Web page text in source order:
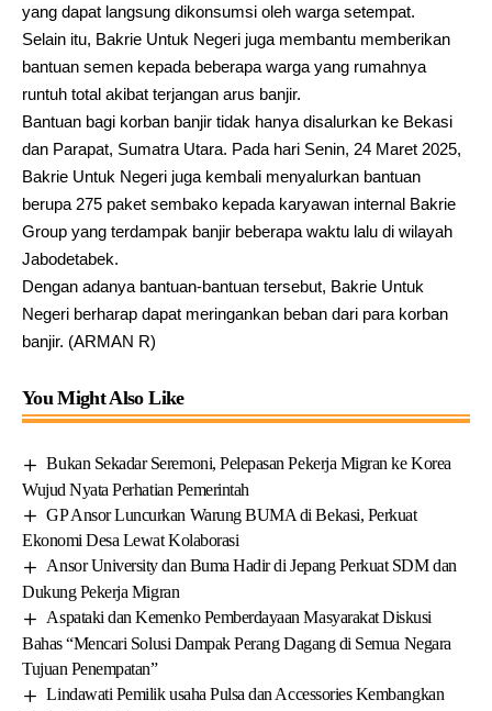
yang dapat langsung dikonsumsi oleh warga setempat.
Selain itu, Bakrie Untuk Negeri juga membantu memberikan
bantuan semen kepada beberapa warga yang rumahnya
runtuh total akibat terjangan arus banjir.
Bantuan bagi korban banjir tidak hanya disalurkan ke Bekasi
dan Parapat, Sumatra Utara. Pada hari Senin, 24 Maret 2025,
Bakrie Untuk Negeri juga kembali menyalurkan bantuan
berupa 275 paket sembako kepada karyawan internal Bakrie
Group yang terdampak banjir beberapa waktu lalu di wilayah
Jabodetabek.
Dengan adanya bantuan-bantuan tersebut, Bakrie Untuk
Negeri berharap dapat meringankan beban dari para korban
banjir. (ARMAN R)
You Might Also Like
Bukan Sekadar Seremoni, Pelepasan Pekerja Migran ke Korea
Wujud Nyata Perhatian Pemerintah
GP Ansor Luncurkan Warung BUMA di Bekasi, Perkuat
Ekonomi Desa Lewat Kolaborasi
Ansor University dan Buma Hadir di Jepang Perkuat SDM dan
Dukung Pekerja Migran
Aspataki dan Kemenko Pemberdayaan Masyarakat Diskusi
Bahas “Mencari Solusi Dampak Perang Dagang di Semua Negara
Tujuan Penempatan”
Lindawati Pemilik usaha Pulsa dan Accessories Kembangkan